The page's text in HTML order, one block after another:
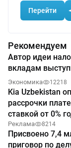
Перейти
Рекомендуем
Автор идеи
вкладам
Экономика 12218
Kia Uzbekistan
рассрочки
ставкой от 0%
Реклама 8214
Присвоено 7,4
приговор по